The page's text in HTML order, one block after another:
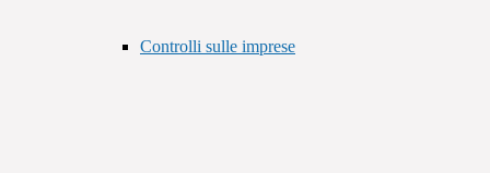
Controlli sulle imprese